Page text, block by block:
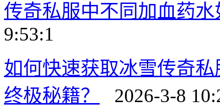
传奇私服中不同加血药
9:53:1
如何快速获取冰雪传奇
终极秘籍？
2026-3-8